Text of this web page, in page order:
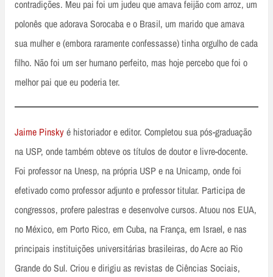
contradições. Meu pai foi um judeu que amava feijão com arroz, um
polonês que adorava Sorocaba e o Brasil, um marido que amava
sua mulher e (embora raramente confessasse) tinha orgulho de cada
filho. Não foi um ser humano perfeito, mas hoje percebo que foi o
melhor pai que eu poderia ter.
Jaime Pinskyé historiador e editor. Completou sua pós-graduação
na USP, onde também obteve os títulos de doutor e livre-docente.
Foi professor na Unesp, na própria USP e na Unicamp, onde foi
efetivado como professor adjunto e professor titular. Participa de
congressos, profere palestras e desenvolve cursos. Atuou nos EUA,
no México, em Porto Rico, em Cuba, na França, em Israel, e nas
principais instituições universitárias brasileiras, do Acre ao Rio
Grande do Sul. Criou e dirigiu as revistas de Ciências Sociais,